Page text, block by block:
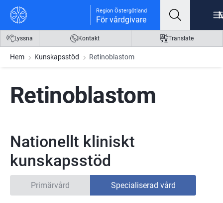
Gå till innehåll
Gå till meny
Gå till sidfot Region Östergötland
För vårdgivare
Lyssna Kontakt Translate
Hem Kunskapsstöd Retinoblastom
Retinoblastom
Nationellt kliniskt
kunskapsstöd
Primärvård Specialiserad vård